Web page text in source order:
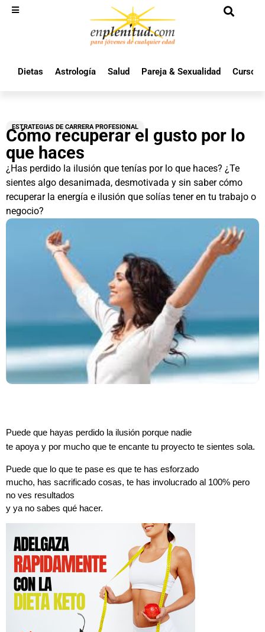
Dietas Astrología Salud Pareja & Sexualidad Cursos
ESTRATEGIAS DE CARRERA PROFESIONAL
Cómo recuperar el gusto por lo
que haces
¿Has perdido la ilusión que tenías por lo que haces? ¿Te
sientes algo desanimada, desmotivada y sin saber cómo
recuperar la energía e ilusión que solías tener en tu trabajo o
negocio?
Puede que hayas perdido la ilusión porque nadie
te apoya y por mucho que te encante tu proyecto te sientes sola.
Puede que lo que te pase es que te has esforzado
mucho, has sacrificado cosas, te has involucrado al 100% pero
no ves resultados
y ya no sabes qué hacer.